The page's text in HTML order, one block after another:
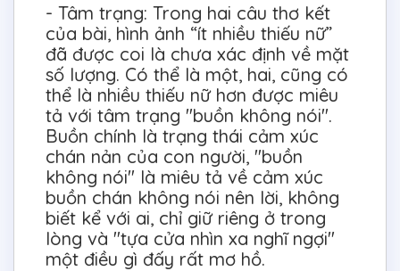
- Tâm trạng: Trong hai câu thơ kết
của bài, hình ảnh “ít nhiều thiếu nữ”
đã được coi là chưa xác định về mặt
số lượng. Có thể là một, hai, cũng có
thể là nhiều thiếu nữ hơn được miêu
tả với tâm trạng "buồn không nói".
Buồn chính là trạng thái cảm xúc
chán nản của con người, "buồn
không nói" là miêu tả về cảm xúc
buồn chán không nói nên lời, không
biết kể với ai, chỉ giữ riêng ở trong
lòng và "tựa cửa nhìn xa nghĩ ngợi"
một điều gì đấy rất mơ hồ.